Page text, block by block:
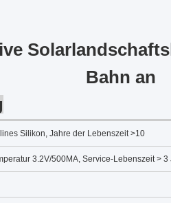
Bahn an
Silikon, Jahre der Lebenszeit >10
3.2V/500MA, Service-Lebenszeit > 3